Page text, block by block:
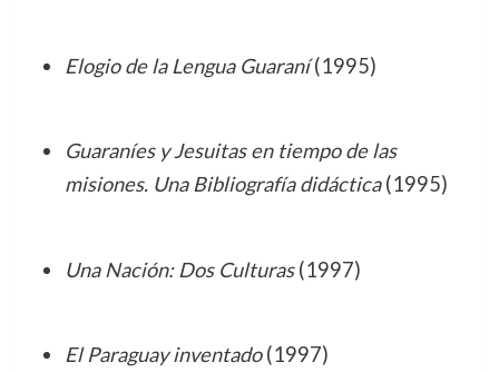
Elogio de la Lengua Guaraní(1995)
Guaraníes y Jesuitas en tiempo de las
misiones. Una Bibliografía didáctica(1995)
Una Nación: Dos Culturas(1997)
El Paraguay inventado(1997)